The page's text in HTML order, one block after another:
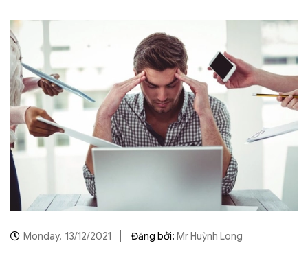
Monday, 13/12/2021 Đăng bởi: Mr Huỳnh Long